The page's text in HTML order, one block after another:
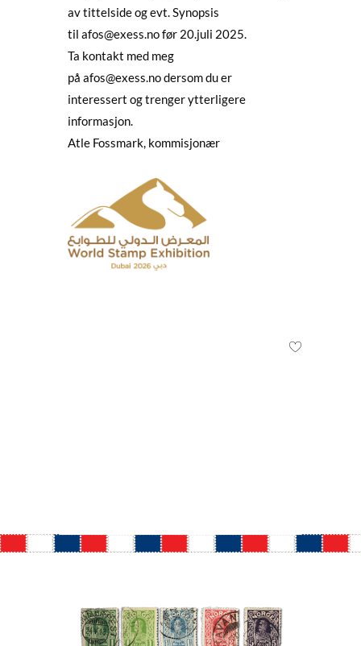
av tittelside og evt. Synopsis
til afos@exess.nofør 20.juli 2025.
Ta kontakt med meg
på afos@exess.nodersom du er
interessert og trenger ytterligere
informasjon.
Atle Fossmark, kommisjonær